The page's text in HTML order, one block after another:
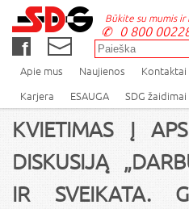
Būkite su mumis ir
0 800
Apie mus Naujienos Kontaktai
Karjera
ESAUGA SDG žaidimai
KVIETIMAS Į
DISKUSIJĄ
IR SVEIKATA.